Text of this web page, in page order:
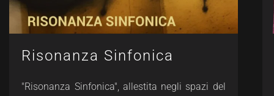
Risonanza Sinfonica
"Risonanza Sinfonica", allestita negli spazi del